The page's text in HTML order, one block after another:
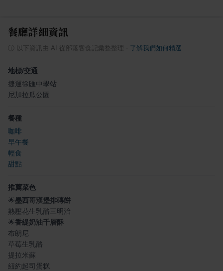
餐廳詳細資訊
以下資訊由 AI 從部落客食記彙整整理 了解我們如何精選
地標/交通
捷運徐匯中學站
尼加拉瓜公園
餐種
咖啡
早午餐
輕食
甜點
推薦菜色
🌟墨西哥漢堡排磚餅
熱壓花生乳酪三明治
🌟香緹奶油千層酥
布朗尼
草莓生乳酪
提拉米蘇
紐約起司蛋糕